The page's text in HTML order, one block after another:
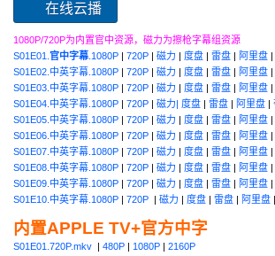
在线云播
1080P/720P为内置官中资源，磁力为擦枪字幕组资源
S01E01.官中字幕.1080P 720P 磁力 度盘 雷盘 阿里盘
S01E02.中英字幕.1080P
720P 磁力 度盘 雷盘 阿里盘
S01E03.中英字幕.1080P
720P 磁力 度盘 雷盘 阿里盘
S01E04.中英字幕.1080P
720P 磁力| 度盘 雷盘 阿里盘
S01E05.中英字幕.1080P
720P 磁力 度盘 雷盘 阿里盘
S01E06.中英字幕.1080P
720P 磁力 度盘 雷盘 阿里盘
S01E07.中英字幕.1080P
720P 磁力 度盘 雷盘 阿里盘
S01E08.中英字幕.1080P
720P 磁力 度盘 雷盘 阿里盘
S01E09.中英字幕.1080P
720P 磁力 度盘 雷盘 阿里盘
S01E10.中英字幕.1080P
720P 磁力 度盘 雷盘 阿里盘
内置APPLE TV+官方中字
S01E01.720P.mkv 480P 1080P
2160P